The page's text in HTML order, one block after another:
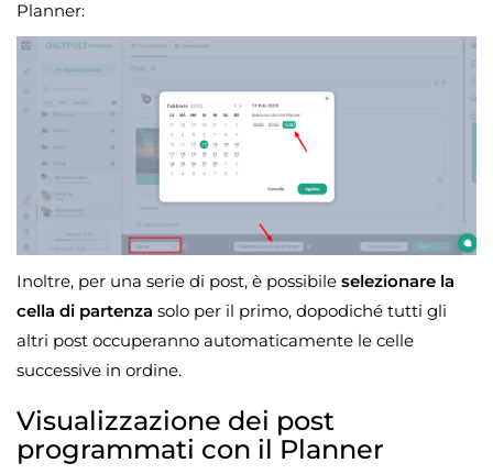
Planner:
Inoltre, per una serie di post, è possibile selezionare la
cella di partenza solo per il primo, dopodiché tutti gli
altri post occuperanno automaticamente le celle
successive in ordine.
Visualizzazione dei post
programmati con il Planner